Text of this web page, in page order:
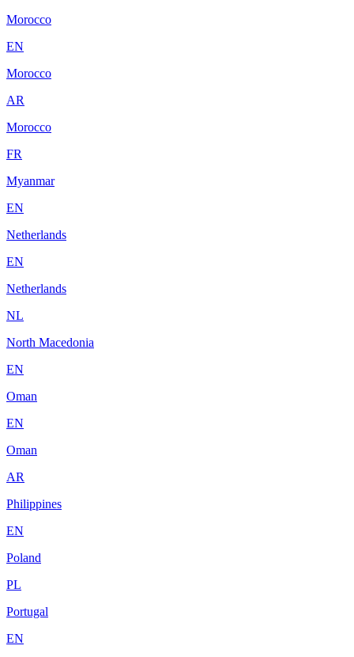
Morocco
EN
Morocco
AR
Morocco
FR
Myanmar
EN
Netherlands
EN
Netherlands
NL
North Macedonia
EN
Oman
EN
Oman
AR
Philippines
EN
Poland
PL
Portugal
EN